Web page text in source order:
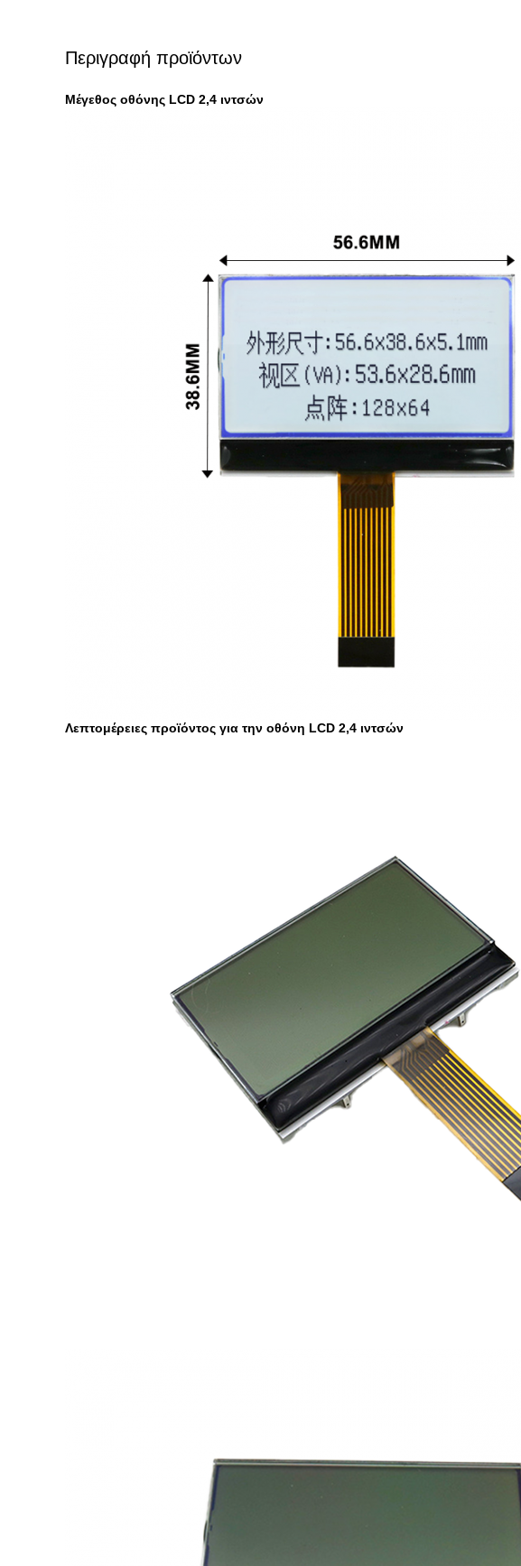
Περιγραφή προϊόντων
Μέγεθος οθόνης LCD 2,4 ιντσών
Λεπτομέρειες προϊόντος για την οθόνη LCD 2,4 ιντσών